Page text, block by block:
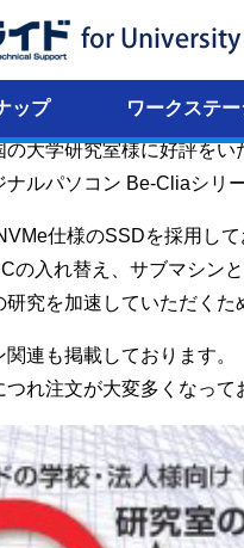
ップ ワークステ
合います! アプライドオリ
ライド松山営業所です。
の大学研究室様に好評をい
ナルパソコン Be-Cliaシリ
仕様のSSDを採用し
の入れ替え、サブマシンと
研究を加速していただく
連も掲載しております。
つれ注文が大変多くなっ